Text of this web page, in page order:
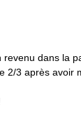
revenu dans la
2/3 après avoir